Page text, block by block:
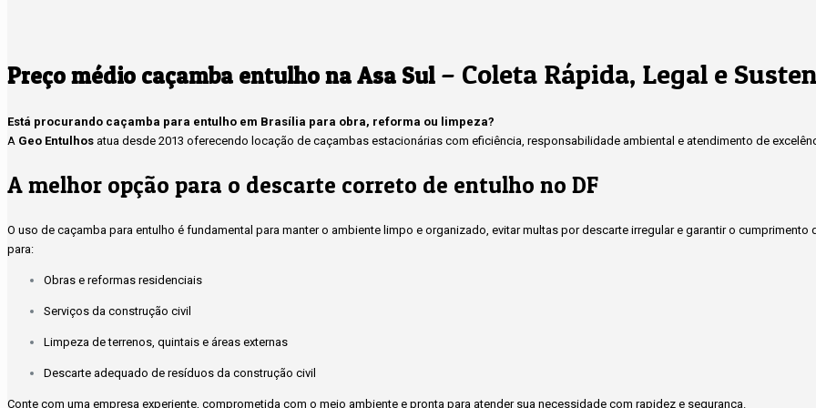
Preço médio caçamba entulho na Asa Sul– Coleta Rápida, Legal e
Está procurando caçamba para entulho em Brasília para obra, reforma ou limpeza?
A Geo Entulhos atua desde 2013 oferecendo locação de caçambas estacionárias com eficiência, responsabilidade ambiental e atendimento de
A melhor opção para o descarte correto de entulho no DF
O uso de caçamba para entulho é fundamental para manter o ambiente limpo e organizado, evitar multas por descarte irregular e garantir o
para:
Obras e reformas residenciais
Serviços da construção civil
Limpeza de terrenos, quintais e áreas externas
Descarte adequado de resíduos da construção civil
Conte com uma empresa experiente, comprometida com o meio ambiente e pronta para atender sua necessidade com rapidez e segurança.